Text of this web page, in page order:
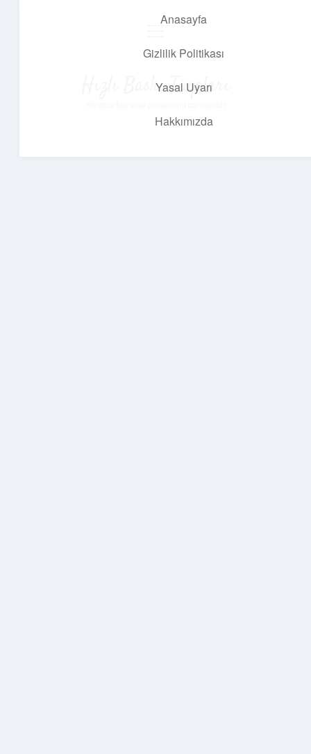
Anasayfa
Gizlilik Politikası
Yasal Uyarı
Hakkımızda
Hızlı Baskı Tüyoları